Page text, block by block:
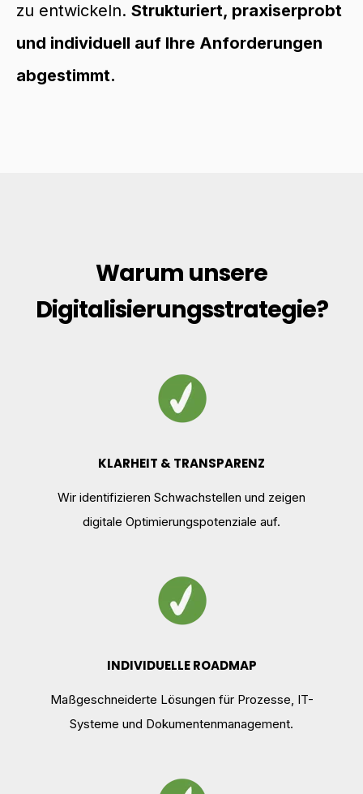
zu entwickeln. Strukturiert, praxiserprobt
und individuell auf Ihre Anforderungen
abgestimmt.
Warum unsere
Digitalisierungsstrategie?
KLARHEIT & TRANSPARENZ
Wir identifizieren Schwachstellen und zeigen
digitale Optimierungspotenziale auf.
INDIVIDUELLE ROADMAP
Maßgeschneiderte Lösungen für Prozesse, IT-
Systeme und Dokumentenmanagement.